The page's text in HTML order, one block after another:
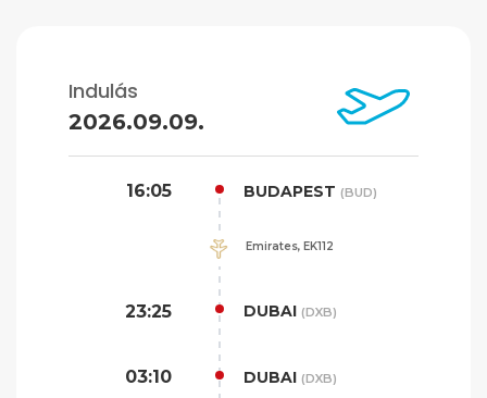
Indulás
2026.09.09.
16:05 BUDAPEST (BUD)
Emirates, EK112
23:25 DUBAI (DXB)
03:10 DUBAI (DXB)